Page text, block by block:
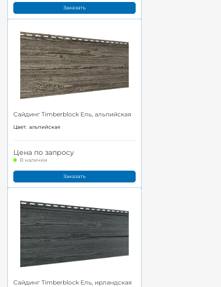
Заказать
Сайдинг Timberblock Ель, альпийская
Цвет: альпийская
Цена по запросу
В наличии
Заказать
Сайдинг Timberblock Ель, ирландская